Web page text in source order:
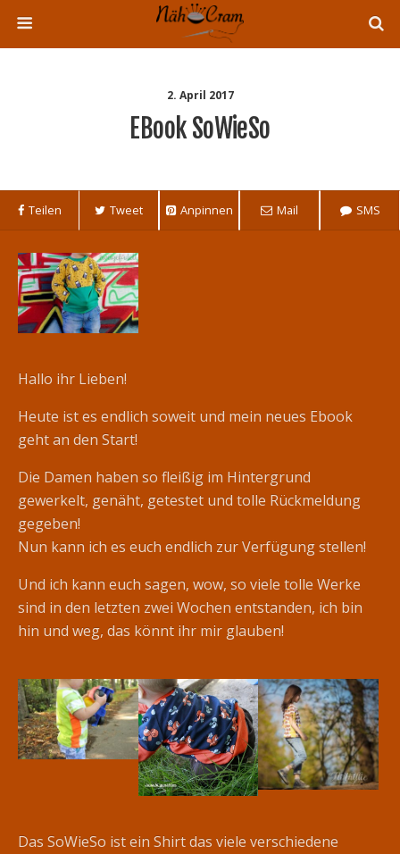
2. April 2017
EBook SoWieSo
Teilen Tweet Anpinnen Mail SMS
Hallo ihr Lieben!
Heute ist es endlich soweit und mein neues Ebook
geht an den Start!
Die Damen haben so fleißig im Hintergrund
gewerkelt, genäht, getestet und tolle Rückmeldung
gegeben!
Nun kann ich es euch endlich zur Verfügung stellen!
Und ich kann euch sagen, wow, so viele tolle Werke
sind in den letzten zwei Wochen entstanden, ich bin
hin und weg, das könnt ihr mir glauben!
Das SoWieSo ist ein Shirt das viele verschiedene